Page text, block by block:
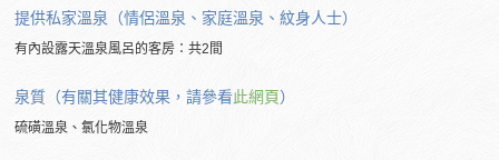
提供私家溫泉（情侶溫泉、家庭溫泉、紋身人士）
有內設露天溫泉風呂的客房：共2間
泉質（有關其健康效果，請參看此網頁）
硫磺溫泉、氯化物溫泉